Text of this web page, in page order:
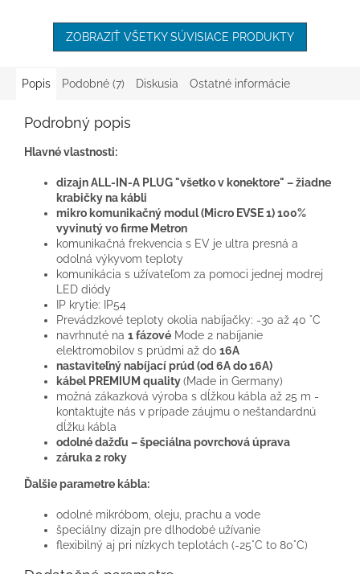
ZOBRAZIŤ VŠETKY SÚVISIACE PRODUKTY
Popis Podobné (7) Diskusia Ostatné informácie
Podrobný popis
Hlavné vlastnosti:
dizajn ALL-IN-A PLUG "všetko v konektore" – žiadne
krabičky na kábli
mikro komunikačný modul (Micro EVSE 1) 100%
vyvinutý vo firme Metron
komunikačná frekvencia s EV je ultra presná a
odolná výkyvom teploty
komunikácia s užívateľom za pomoci jednej modrej
LED diódy
IP krytie: IP54
Prevádzkové teploty okolia nabíjačky: -30 až 40 °C
navrhnuté na 1 fázové Mode 2 nabíjanie
elektromobilov s prúdmi až do 16A
nastaviteľný nabíjací prúd(od 6A do 16A)
kábel PREMIUM quality(Made in Germany)
možná zákazková výroba s dĺžkou kábla až 25 m -
kontaktujte nás v prípade záujmu o neštandardnú
dĺžku kábla
odolné dažďu – špeciálna povrchová úprava
záruka 2 roky
Ďalšie parametre kábla:
odolné mikróbom, oleju, prachu a vode
špeciálny dizajn pre dlhodobé užívanie
flexibilný aj pri nízkych teplotách (-25°C to 80°C)